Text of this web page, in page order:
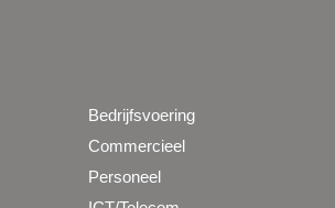
Bedrijfsvoering
Commercieel
Personeel